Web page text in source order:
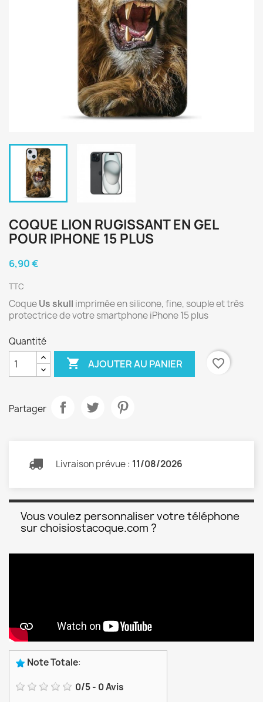
COQUE LION RUGISSANT EN GEL
POUR IPHONE 15 PLUS
6,90 €
TTC
CoqueUs skull imprimée en silicone, fine, souple et très
protectrice de votre smartphone iPhone 15 plus
Quantité
 AJOUTER AU PANIER favorite_border
Partager
Livraison prévue : 11/08/2026
Vous voulez personnaliser votre téléphone
sur choisiostacoque.com ?
Note Totale:
0/5- 0Avis